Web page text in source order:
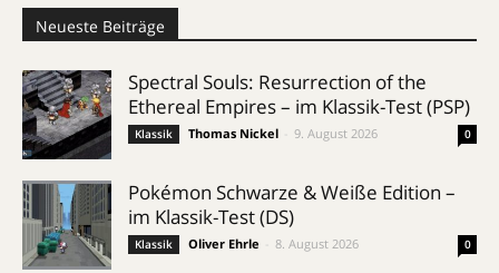
Neueste Beiträge
Spectral Souls: Resurrection of the
Ethereal Empires – im Klassik-Test (PSP)
Klassik Thomas Nickel 9. August 2026 0
Pokémon Schwarze & Weiße Edition –
im Klassik-Test (DS)
Klassik Oliver Ehrle 8. August 2026 0